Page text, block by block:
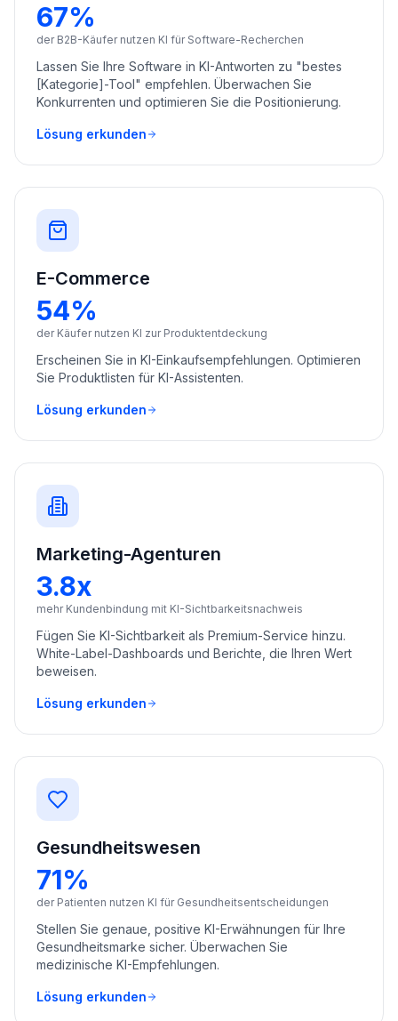
ANALYSIEREN
&
Analysen
67%
der B2B-Käufer nutzen KI für Software-Recherchen
Lassen Sie Ihre Software in KI-Antworten zu "bestes
[Kategorie]-Tool" empfehlen. Überwachen Sie
Konkurrenten und optimieren Sie die Positionierung.
Lösung erkunden
E-Commerce
54%
der Käufer nutzen KI zur Produktentdeckung
Erscheinen Sie in KI-Einkaufsempfehlungen. Optimieren
Sie Produktlisten für KI-Assistenten.
Lösung erkunden
Marketing-Agenturen
3.8x
mehr Kundenbindung mit KI-Sichtbarkeitsnachweis
Fügen Sie KI-Sichtbarkeit als Premium-Service hinzu.
White-Label-Dashboards und Berichte, die Ihren Wert
beweisen.
Lösung erkunden
Gesundheitswesen
71%
der Patienten nutzen KI für Gesundheitsentscheidungen
Stellen Sie genaue, positive KI-Erwähnungen für Ihre
Gesundheitsmarke sicher. Überwachen Sie
medizinische KI-Empfehlungen.
Lösung erkunden